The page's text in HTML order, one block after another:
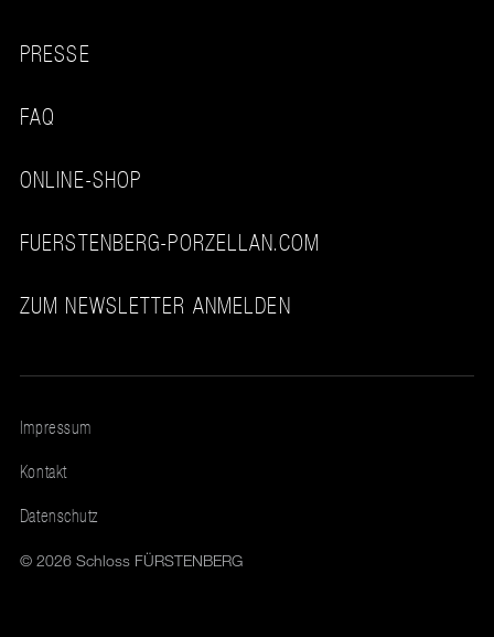
PRESSE
FAQ
ONLINE-SHOP
FUERSTENBERG-PORZELLAN.COM
ZUM NEWSLETTER ANMELDEN
Impressum
Kontakt
Datenschutz
© 2026 Schloss FÜRSTENBERG